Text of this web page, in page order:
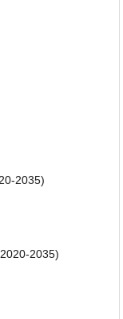
2035)
2035)